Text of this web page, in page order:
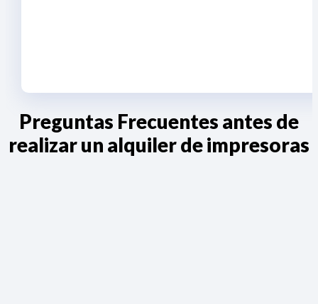
Preguntas Frecuentes antes de
realizar un alquiler de impresoras